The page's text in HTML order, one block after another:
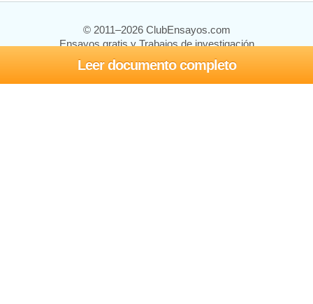
Leer documento completo
© 2011–2026 ClubEnsayos.com
Ensayos gratis y Trabajos de investigación